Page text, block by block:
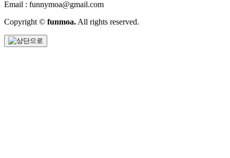
Email : funnymoa@gmail.com
Copyright © funmoa. All rights reserved.